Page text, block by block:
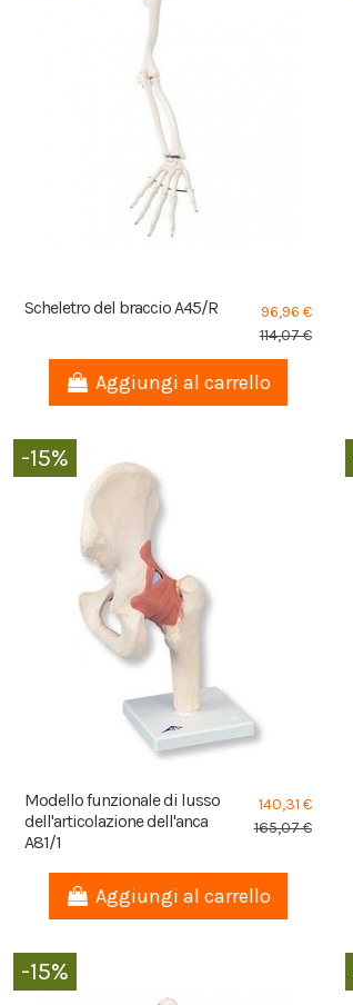
Scheletro del braccio A45/R
96,96 €
114,07 €
Aggiungi al carrello
-15%
Modello funzionale di lusso
dell'articolazione dell'anca
A81/1
140,31 €
165,07 €
Aggiungi al carrello
-15%